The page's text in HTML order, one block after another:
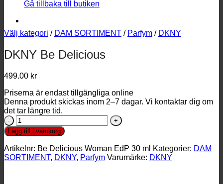
Gå tillbaka till butiken
Välj kategori / DAM SORTIMENT / Parfym / DKNY
DKNY Be Delicious
499.00 kr
Priserna är endast tillgängliga online
Denna produkt skickas inom 2–7 dagar. Vi kontaktar dig om
det tar längre tid.
DKNY
Be
Delicious
mängd
Lägg till i varukorg
Artikelnr: Be Delicious Woman EdP 30 ml Kategorier: DAM
SORTIMENT, DKNY, Parfym Varumärke: DKNY